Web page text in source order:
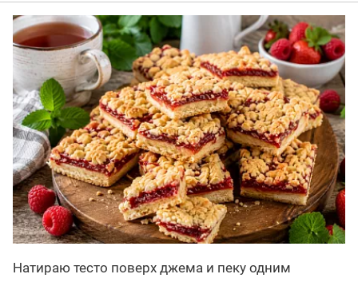
Натираю тесто поверх джема и пеку одним